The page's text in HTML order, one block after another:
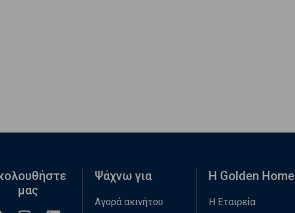
μας
Ψάχνω για
Αγορά ακινήτου
Η Golden Home
Η Εταιρεία